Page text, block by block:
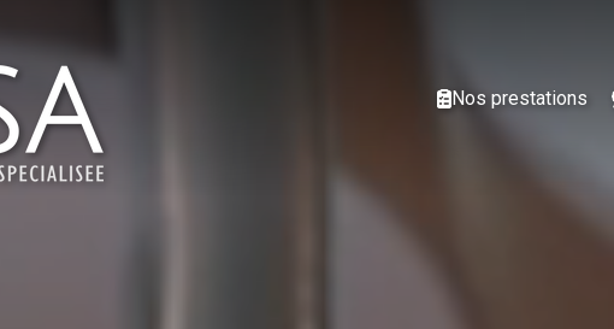
Nos prestations